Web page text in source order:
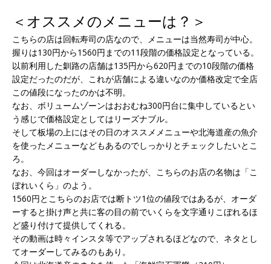
＜オススメのメニューは？＞
こちらの店は回転寿司の店なので、メニューは当然寿司が中心。
握りは130円から1560円までの11段階の価格設定となっている。
以前利用した釧路の店舗は135円から620円までの10段階の価格
設定だったのだが、これが店舗による違いなのか価格改定で全店
この値段になったのかは不明。
なお、ボリュームゾーンはおおむね300円台に集中しているとい
う感じで価格設定としてはリーズナブル。
そして板場の上にはその日のオススメメニューや北海道産の魚介
を使ったメニューなどもあるのでしっかりとチェックしたいとこ
ろ。
なお、今回はオーダーしなかったが、こちらのお店の名物は「こ
ぼれいくら」のよう。
1560円とこちらのお店では断トツ1位の値段ではあるが、オーダ
ーすると掛け声と共に客の目の前でいくらを文字通りこぼれるほ
ど盛り付けて提供してくれる。
その動画は時々インスタ等でアップされるほどなので、ネタとし
てオーダーしてみるのもあり。